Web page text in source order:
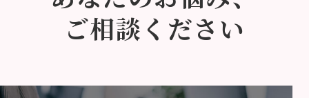
ご相談ください